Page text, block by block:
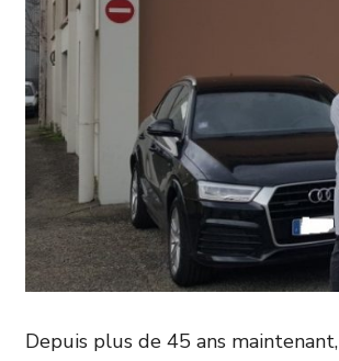
Depuis plus de 45 ans maintenant,